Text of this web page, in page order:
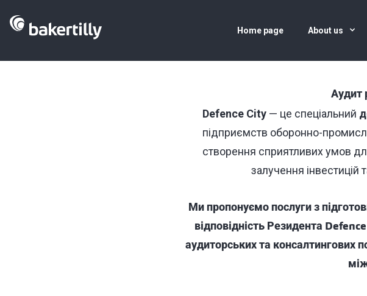
Home page About us
Аудит
Defence City— це спеціальний
підприємств оборонно-
створення сприятливих умов
залучення інвестицій
Ми пропонуємо послуги з
відповідність Резидента
аудиторських та консалтингових